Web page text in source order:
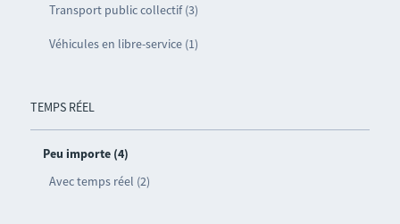
Transport public collectif (3)
Véhicules en libre-service (1)
TEMPS RÉEL
Peu importe (4)
Avec temps réel (2)